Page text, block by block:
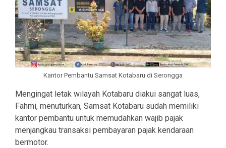
Kantor Pembantu Samsat Kotabaru di Serongga
Mengingat letak wilayah Kotabaru diakui sangat luas,
Fahmi, menuturkan, Samsat Kotabaru sudah memiliki
kantor pembantu untuk memudahkan wajib pajak
menjangkau transaksi pembayaran pajak kendaraan
bermotor.